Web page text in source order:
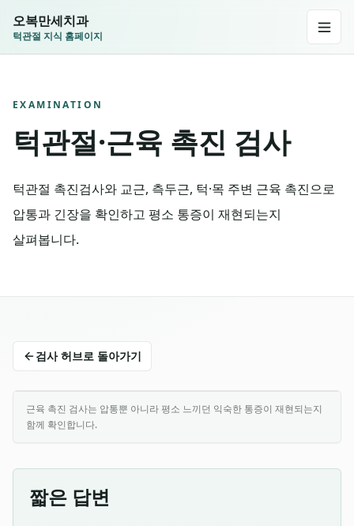
오복만세치과
턱관절 지식 홈페이지
EXAMINATION
턱관절·근육 촉진 검사
턱관절 촉진검사와 교근, 측두근, 턱·목 주변 근육 촉진으로
압통과 긴장을 확인하고 평소 통증이 재현되는지
살펴봅니다.
검사 허브로 돌아가기
근육 촉진 검사는 압통뿐 아니라 평소 느끼던 익숙한 통증이 재현되는지
함께 확인합니다.
짧은 답변